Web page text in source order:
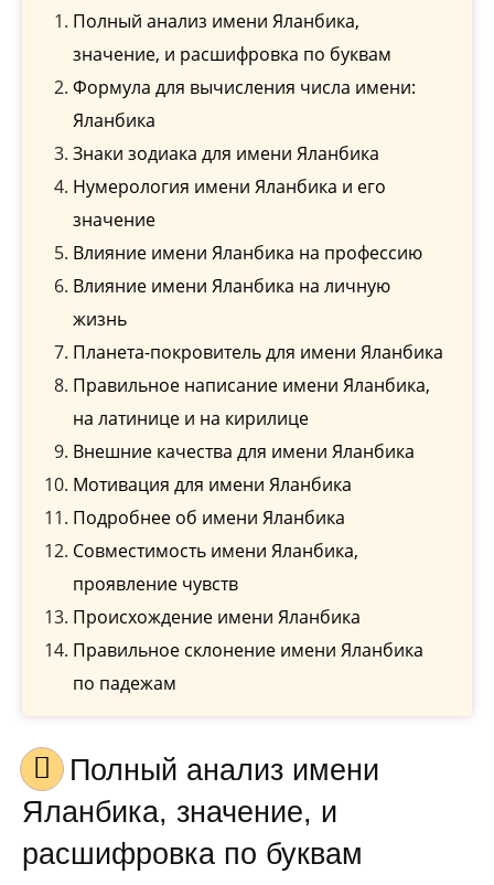
Полный анализ имени Яланбика,
значение, и расшифровка по буквам
Формула для вычисления числа имени:
Яланбика
Знаки зодиака для имени Яланбика
Нумерология имени Яланбика и его
значение
Влияние имени Яланбика на профессию
Влияние имени Яланбика на личную
жизнь
Планета-покровитель для имени Яланбика
Правильное написание имени Яланбика,
на латинице и на кирилице
Внешние качества для имени Яланбика
Мотивация для имени Яланбика
Подробнее об имени Яланбика
Совместимость имени Яланбика,
проявление чувств
Происхождение имени Яланбика
Правильное склонение имени Яланбика
по падежам
Полный анализ имени
Яланбика, значение, и
расшифровка по буквам